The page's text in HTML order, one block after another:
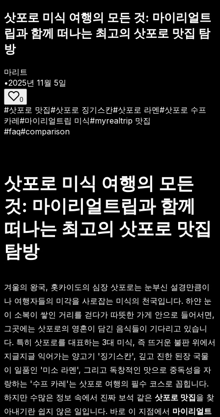
삿포로 미식 여행의 모든 것: 마이리얼트
립과 함께 떠나는 최고의 삿포로 맛집 탐
방
마리트
•2025년 11월 5일
0
#삿포로 맛집#삿포로 징기스칸#삿포로 라멘#삿포로 수프
카레#마이리얼트립 미식#myrealtrip 맛집
#faq#comparison
삿포로 미식 여행의 모든
것: 마이리얼트립과 함께
떠나는 최고의 삿포로 맛집
탐방
겨울의 왕국, 홋카이도의 심장 삿포로는 눈부신 설경만큼이
나 여행자들의 미각을 사로잡는 미식의 천국입니다. 하얀 눈
이 소복이 쌓인 거리를 걷다가 따뜻한 가게 안으로 들어서면,
그곳에는 삿포로의 영혼이 담긴 음식들이 기다리고 있습니
다. 특히 삿포로를 대표하는 3대 미식, 즉 뜨거운 불판 위에서
지글지글 익어가는 양고기 '징기스칸', 깊고 진한 된장 국물
이 일품인 '미소 라멘', 그리고 독창적인 맛으로 중독성을 자
랑하는 '수프 카레'는 삿포로 여행의 필수 코스로 꼽힙니다.
하지만 수많은 정보 속에서 진짜 보석 같은 삿포로 맛집을 찾
아내기란 쉽지 않은 일입니다. 바로 이 지점에서 마이리얼트